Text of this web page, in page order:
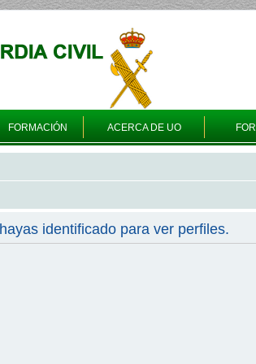
FORMACIÓN ACERCA DE UO
identificado para ver perfiles.